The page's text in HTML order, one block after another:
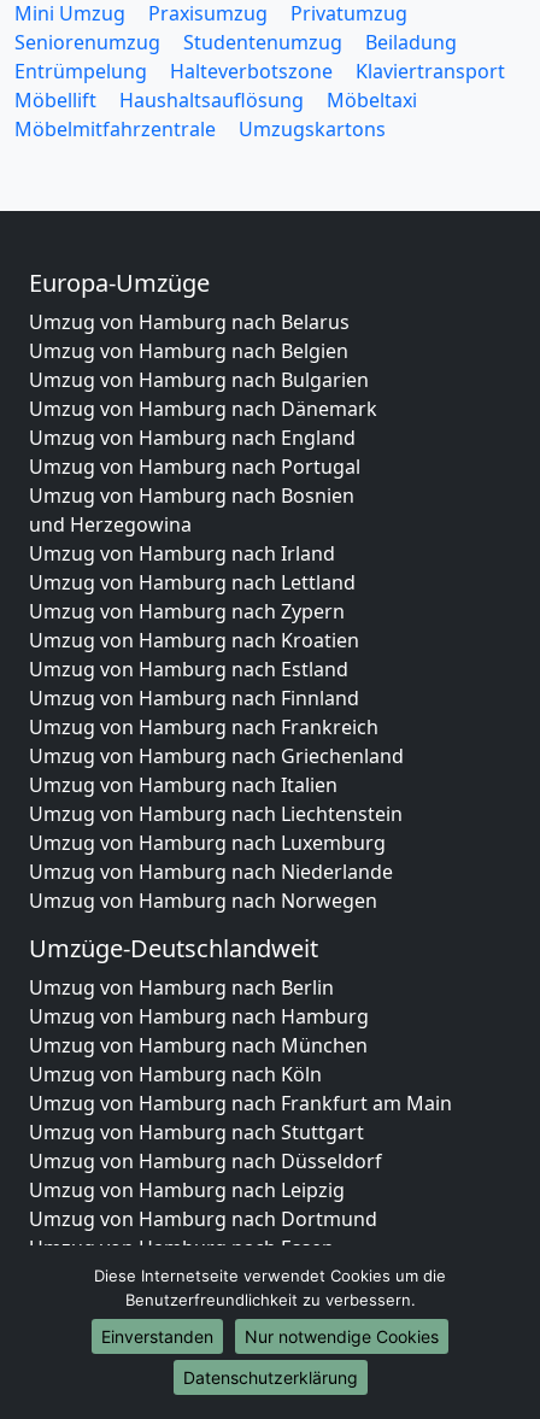
Mini Umzug
Praxisumzug
Privatumzug
Seniorenumzug
Studentenumzug
Beiladung
Entrümpelung
Halteverbotszone
Klaviertransport
Möbellift
Haushaltsauflösung
Möbeltaxi
Möbelmitfahrzentrale
Umzugskartons
Europa-Umzüge
Umzug von Hamburg nach Belarus
Umzug von Hamburg nach Belgien
Umzug von Hamburg nach Bulgarien
Umzug von Hamburg nach Dänemark
Umzug von Hamburg nach England
Umzug von Hamburg nach Portugal
Umzug von Hamburg nach Bosnien
und Herzegowina
Umzug von Hamburg nach Irland
Umzug von Hamburg nach Lettland
Umzug von Hamburg nach Zypern
Umzug von Hamburg nach Kroatien
Umzug von Hamburg nach Estland
Umzug von Hamburg nach Finnland
Umzug von Hamburg nach Frankreich
Umzug von Hamburg nach Griechenland
Umzug von Hamburg nach Italien
Umzug von Hamburg nach Liechtenstein
Umzug von Hamburg nach Luxemburg
Umzug von Hamburg nach Niederlande
Umzug von Hamburg nach Norwegen
Umzüge-Deutschlandweit
Umzug von Hamburg nach Berlin
Umzug von Hamburg nach Hamburg
Umzug von Hamburg nach München
Umzug von Hamburg nach Köln
Umzug von Hamburg nach Frankfurt am Main
Umzug von Hamburg nach Stuttgart
Umzug von Hamburg nach Düsseldorf
Umzug von Hamburg nach Leipzig
Umzug von Hamburg nach Dortmund
Umzug von Hamburg nach Essen
Umzug von Hamburg nach Bremen
Umzug von Hamburg nach Dresden
Umzug von Hamburg nach Hannover
Umzug von Hamburg nach Nürnberg
Umzug von Hamburg nach Duisburg
Diese Internetseite verwendet Cookies um die
Benutzerfreundlichkeit zu verbessern.
Einverstanden
Nur notwendige Cookies
Datenschutzerklärung